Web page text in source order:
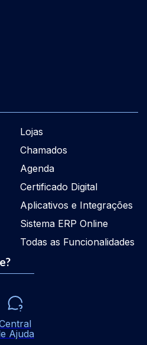
Lojas
Chamados
Agenda
Certificado Digital
Aplicativos e Integrações
Sistema ERP Online
Todas as Funcionalidades
Ajuda